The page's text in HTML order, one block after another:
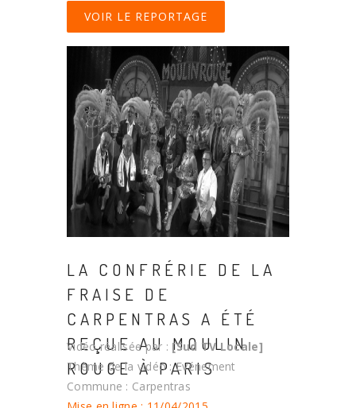
VOIR LE REPORTAGE
LA CONFRÉRIE DE LA
FRAISE DE
CARPENTRAS A ÉTÉ
REÇUE AU MOULIN
ROUGE À PARIS
Vidéo réalisée par : [Sud TV Locale]
Thème de la vidéo : Evénement
Commune : Carpentras